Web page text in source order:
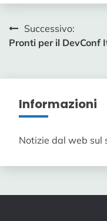
Post
navigation
Successivo:
Pronti per il DevConf
Informazioni
Notizie dal web sul